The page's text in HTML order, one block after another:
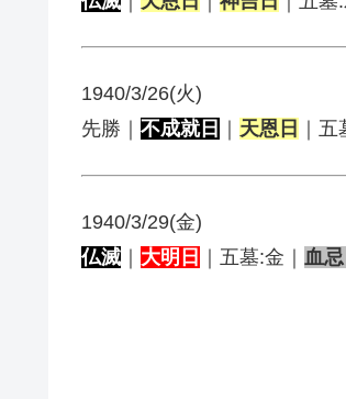
1940/3/26(火)
先勝｜ 不成就日 天恩日 ｜五
1940/3/29(金)
仏滅 ｜ 大明日 ｜五墓:金｜ 血忌